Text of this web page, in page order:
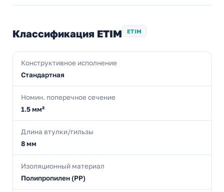
Классификация ETIM ETIM
Конструктивное исполнение
Стандартная
Номин. поперечное сечение
1.5 мм²
Длина втулки/гильзы
8 мм
Изоляционный материал
Полипропилен (PP)